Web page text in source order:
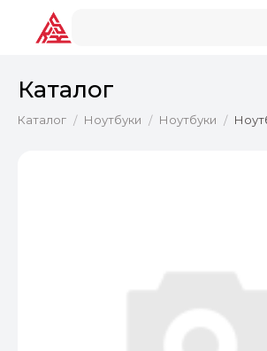
Каталог
Каталог / Ноутбуки / Ноутбуки /